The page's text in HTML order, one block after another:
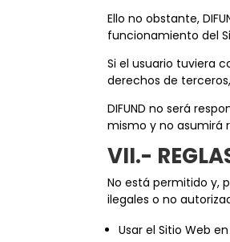
Ello no obstante,
funcionamiento del
Si el usuario tuviera
derechos de
DIFUND no será
mismo y no asumirá
VII.-
No está permitido y,
ilegales o no
Usar el Sitio Web